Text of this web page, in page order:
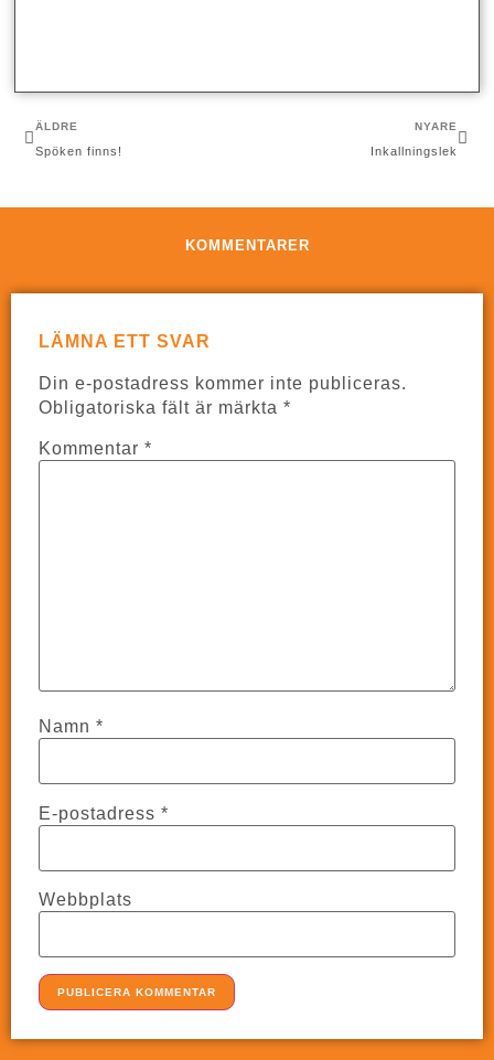
ÄLDRE
Spöken finns!
NYARE
Inkallningslek
KOMMENTARER
LÄMNA ETT SVAR
Din e-postadress kommer inte publiceras.
Obligatoriska fält är märkta*
Kommentar*
Namn*
E-postadress*
Webbplats